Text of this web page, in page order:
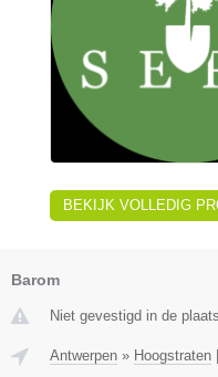
BEKIJK VOLLEDIG
Barom
Niet gevestigd in de
Antwerpen » Hoogstraten